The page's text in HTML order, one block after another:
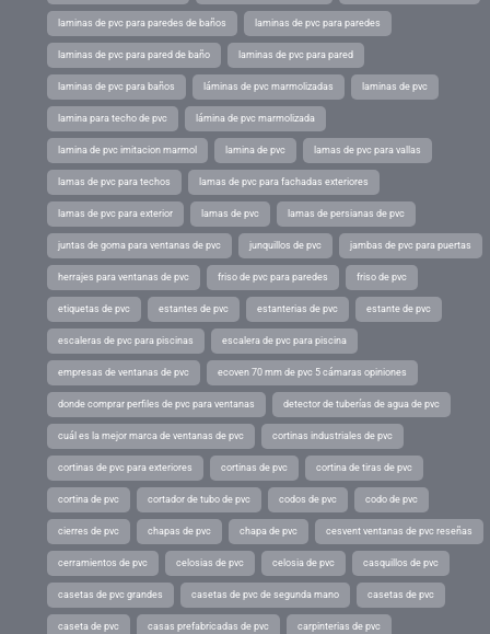
laminas de pvc para paredes de baños laminas de pvc para paredes
laminas de pvc para pared de baño laminas de pvc para pared
laminas de pvc para baños láminas de pvc marmolizadas laminas de pvc
lamina para techo de pvc lámina de pvc marmolizada
lamina de pvc imitacion marmol lamina de pvc lamas de pvc para vallas
lamas de pvc para techos lamas de pvc para fachadas exteriores
lamas de pvc para exterior lamas de pvc lamas de persianas de pvc
juntas de goma para ventanas de pvc junquillos de pvc jambas de pvc para puertas
herrajes para ventanas de pvc friso de pvc para paredes friso de pvc
etiquetas de pvc estantes de pvc estanterias de pvc estante de pvc
escaleras de pvc para piscinas escalera de pvc para piscina
empresas de ventanas de pvc ecoven 70 mm de pvc 5 cámaras opiniones
donde comprar perfiles de pvc para ventanas detector de tuberías de agua de pvc
cuál es la mejor marca de ventanas de pvc cortinas industriales de pvc
cortinas de pvc para exteriores cortinas de pvc cortina de tiras de pvc
cortina de pvc cortador de tubo de pvc codos de pvc codo de pvc
cierres de pvc chapas de pvc chapa de pvc cesvent ventanas de pvc reseñas
cerramientos de pvc celosias de pvc celosia de pvc casquillos de pvc
casetas de pvc grandes casetas de pvc de segunda mano casetas de pvc
caseta de pvc casas prefabricadas de pvc carpinterias de pvc